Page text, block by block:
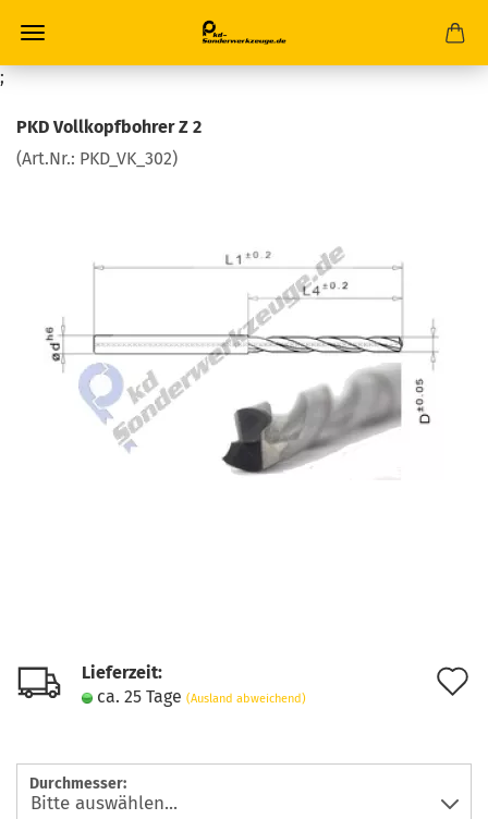
;
PKD Vollkopfbohrer Z 2
(Art.Nr.: PKD_VK_302)
Lieferzeit:
ca. 25 Tage (Ausland abweichend)
Durchmesser: